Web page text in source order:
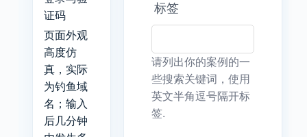
证码
页面外观
高度仿
真，实际
为钓鱼域
名；输入
后几分钟
标签
请列出你的案例的一
些搜索关键词，使用
英文半角逗号隔开标
签.